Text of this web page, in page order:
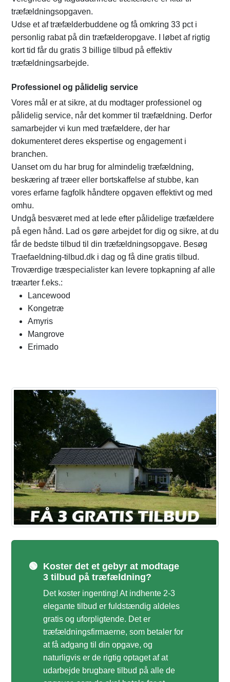
træfældningsopgaven.
Udse et af træfælderbuddene og få omkring 33 pct i
personlig rabat på din træfælderopgave. I løbet af rigtig
kort tid får du gratis 3 billige tilbud på effektiv
træfældningsarbejde.
Professionel og pålidelig service
Vores mål er at sikre, at du modtager professionel og
pålidelig service, når det kommer til træfældning. Derfor
samarbejder vi kun med træfældere, der har
dokumenteret deres ekspertise og engagement i
branchen.
Uanset om du har brug for almindelig træfældning,
beskæring af træer eller bortskaffelse af stubbe, kan
vores erfarne fagfolk håndtere opgaven effektivt og med
omhu.
Undgå besværet med at lede efter pålidelige træfældere
på egen hånd. Lad os gøre arbejdet for dig og sikre, at du
får de bedste tilbud til din træfældningsopgave. Besøg
Traefaeldning-tilbud.dk i dag og få dine gratis tilbud.
Troværdige træspecialister kan levere topkapning af alle
træarter f.eks.:
Lancewood
Kongetræ
Amyris
Mangrove
Erimado
🟢 Koster det et gebyr at modtage
3 tilbud på træfældning?
Det koster ingenting! At indhente 2-3
elegante tilbud er fuldstændig aldeles
gratis og uforpligtende. Det er
træfældningsfirmaerne, som betaler for
at få adgang til din opgave, og
naturligvis er de rigtig optaget af at
udarbejde brugbare tilbud på alle de